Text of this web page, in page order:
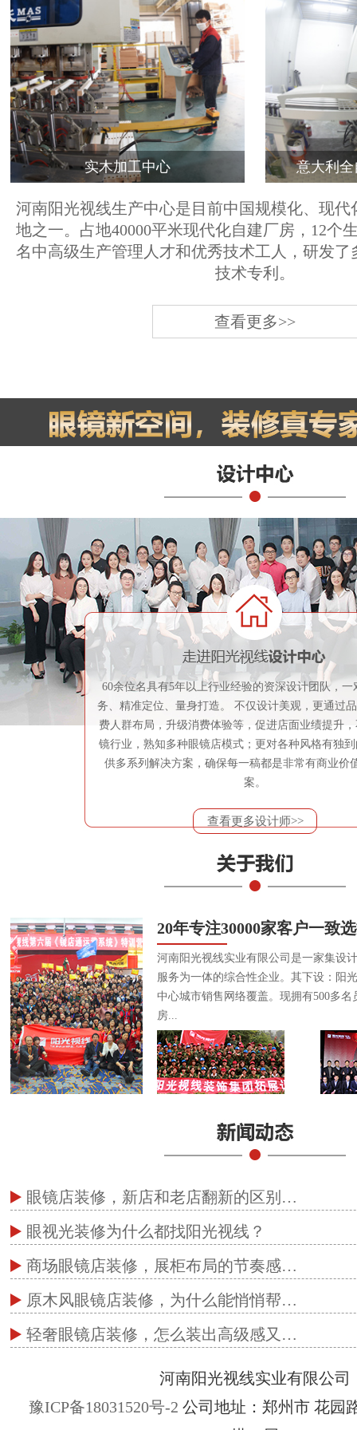
实木加工中心 意大利
河南阳光视线生产中心是目前中国规模化、现代
地之一。占地40000平米现代化自建厂房，12个
名中高级生产管理人才和优秀技术工人，研发了
技术专利。
查看更多>>
60余位名具有5年以上行业经验的资深设计团队，一
务、精准定位、量身打造。 不仅设计美观，更通过
费人群布局，升级消费体验等，促进店面业绩提升
镜行业，熟知多种眼镜店模式；更对各种风格有独
供多系列解决方案，确保每一稿都是非常有商业价
案。
查看更多设计师>>
20年专注30000家客户一致
河南阳光视线实业有限公司是一家集设
服务为一体的综合性企业。其下设：阳
中心城市销售网络覆盖。现拥有500多
房...
眼镜店装修，新店和老店翻新的区别…
眼视光装修为什么都找阳光视线？
商场眼镜店装修，展柜布局的节奏感…
原木风眼镜店装修，为什么能悄悄帮…
轻奢眼镜店装修，怎么装出高级感又…
河南阳光视线实业有限公司
豫ICP备18031520号-2 公司地址：郑州市 花园